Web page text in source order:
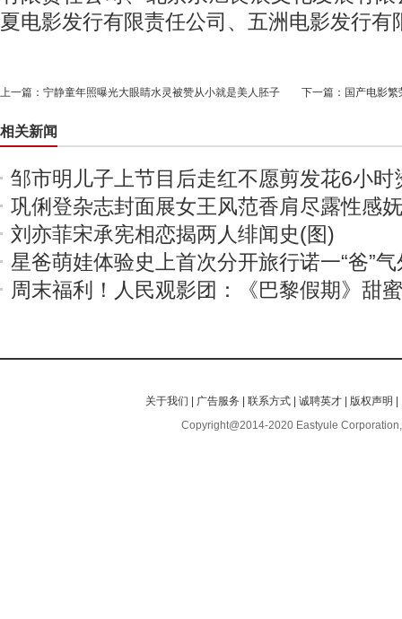
夏电影发行有限责任公司、五洲电影发行有
上一篇： 宁静童年照曝光大眼睛水灵被赞从小就是美人胚子 下一篇： 国产电影
相关新闻
邹市明儿子上节目后走红不愿剪发花6小时
巩俐登杂志封面展女王风范香肩尽露性感
刘亦菲宋承宪相恋揭两人绯闻史(图)
星爸萌娃体验史上首次分开旅行诺一“爸”
周末福利！人民观影团：《巴黎假期》甜
关于我们 广告服务 |联系方式 |诚聘英才 版权声明
Copyright@2014-2020 Eastyule